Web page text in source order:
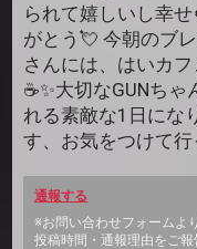
られて嬉しいし幸
がとう💘 今朝のブ
さんには、はいカ
☕️✨️大切なGUNち
れる素敵な1日にな
す、お気をつけて
通報する
※お問い合わせフォームよ
投稿時間・通報理由をご報